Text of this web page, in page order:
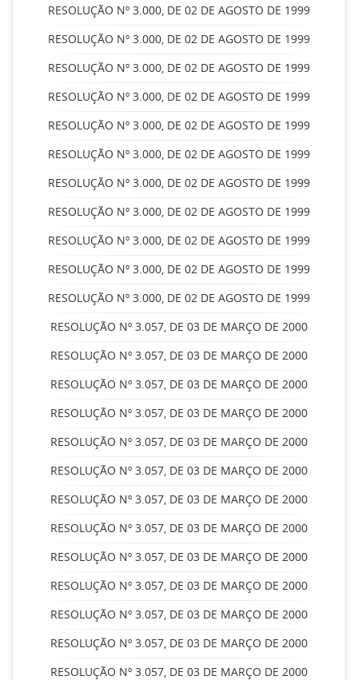
RESOLUÇÃO Nº 3.000, DE 02 DE AGOSTO DE 1999
RESOLUÇÃO Nº 3.000, DE 02 DE AGOSTO DE 1999
RESOLUÇÃO Nº 3.000, DE 02 DE AGOSTO DE 1999
RESOLUÇÃO Nº 3.000, DE 02 DE AGOSTO DE 1999
RESOLUÇÃO Nº 3.000, DE 02 DE AGOSTO DE 1999
RESOLUÇÃO Nº 3.000, DE 02 DE AGOSTO DE 1999
RESOLUÇÃO Nº 3.000, DE 02 DE AGOSTO DE 1999
RESOLUÇÃO Nº 3.000, DE 02 DE AGOSTO DE 1999
RESOLUÇÃO Nº 3.000, DE 02 DE AGOSTO DE 1999
RESOLUÇÃO Nº 3.000, DE 02 DE AGOSTO DE 1999
RESOLUÇÃO Nº 3.000, DE 02 DE AGOSTO DE 1999
RESOLUÇÃO Nº 3.057, DE 03 DE MARÇO DE 2000
RESOLUÇÃO Nº 3.057, DE 03 DE MARÇO DE 2000
RESOLUÇÃO Nº 3.057, DE 03 DE MARÇO DE 2000
RESOLUÇÃO Nº 3.057, DE 03 DE MARÇO DE 2000
RESOLUÇÃO Nº 3.057, DE 03 DE MARÇO DE 2000
RESOLUÇÃO Nº 3.057, DE 03 DE MARÇO DE 2000
RESOLUÇÃO Nº 3.057, DE 03 DE MARÇO DE 2000
RESOLUÇÃO Nº 3.057, DE 03 DE MARÇO DE 2000
RESOLUÇÃO Nº 3.057, DE 03 DE MARÇO DE 2000
RESOLUÇÃO Nº 3.057, DE 03 DE MARÇO DE 2000
RESOLUÇÃO Nº 3.057, DE 03 DE MARÇO DE 2000
RESOLUÇÃO Nº 3.057, DE 03 DE MARÇO DE 2000
RESOLUÇÃO Nº 3.057, DE 03 DE MARÇO DE 2000